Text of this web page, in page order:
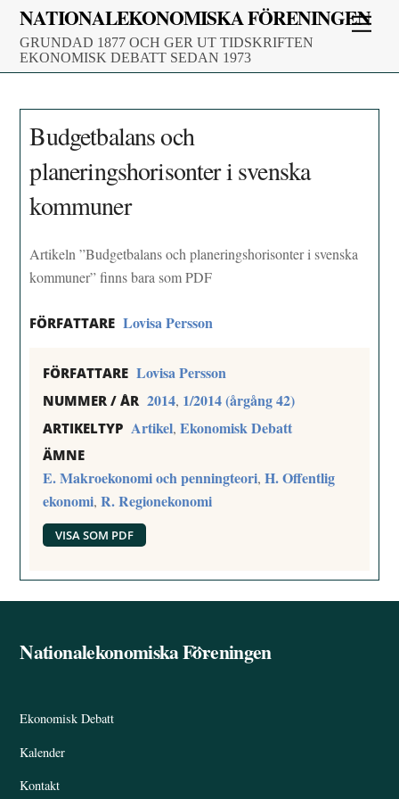
Skip
content
NATIONALEKONOMISKA FÖRENINGEN
GRUNDAD 1877 OCH GER UT TIDSKRIFTEN
EKONOMISK DEBATT SEDAN 1973
Budgetbalans och
planeringshorisonter i svenska
kommuner
Artikeln ”Budgetbalans och planeringshorisonter i svenska
kommuner” finns bara som PDF
FÖRFATTARE Lovisa Persson
FÖRFATTARE Lovisa Persson
NUMMER / ÅR 2014, 1/2014 (årgång 42)
ARTIKELTYP Artikel,Ekonomisk Debatt
ÄMNE
E. Makroekonomi och penningteori,H. Offentlig
ekonomi,R. Regionekonomi
VISA SOM PDF
Back
Nationalekonomiska Föreningen
Ekonomisk Debatt
Kalender
Kontakt